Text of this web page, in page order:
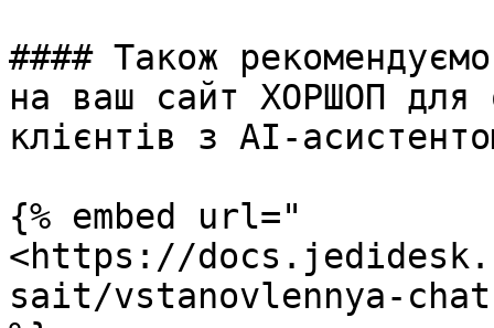
#### Також
на ваш сайт ХОРШОП для
клієнтів з АІ-
{% embed url="
<https://
sait/vstanovlennya-